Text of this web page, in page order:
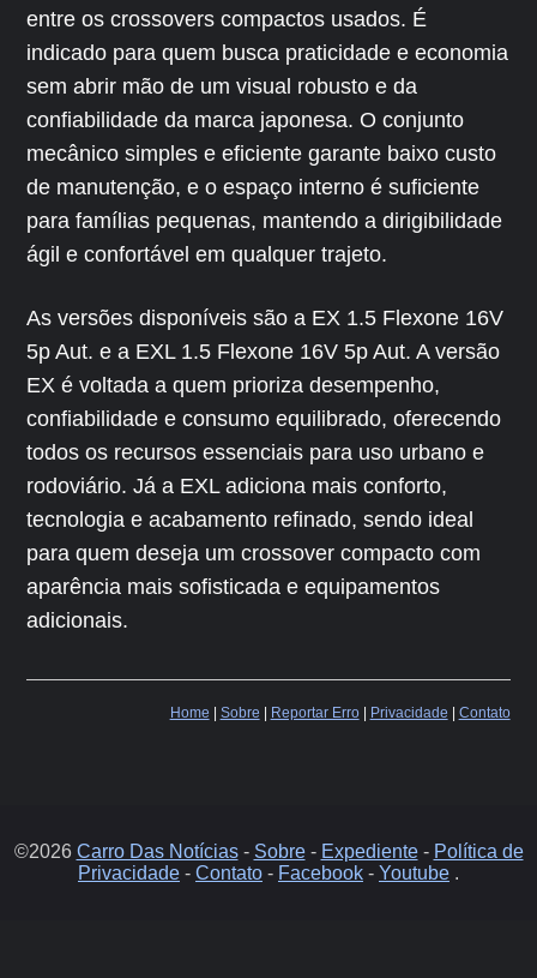
entre os crossovers compactos usados. É
indicado para quem busca praticidade e economia
sem abrir mão de um visual robusto e da
confiabilidade da marca japonesa. O conjunto
mecânico simples e eficiente garante baixo custo
de manutenção, e o espaço interno é suficiente
para famílias pequenas, mantendo a dirigibilidade
ágil e confortável em qualquer trajeto.
As versões disponíveis são a EX 1.5 Flexone 16V
5p Aut. e a EXL 1.5 Flexone 16V 5p Aut. A versão
EX é voltada a quem prioriza desempenho,
confiabilidade e consumo equilibrado, oferecendo
todos os recursos essenciais para uso urbano e
rodoviário. Já a EXL adiciona mais conforto,
tecnologia e acabamento refinado, sendo ideal
para quem deseja um crossover compacto com
aparência mais sofisticada e equipamentos
adicionais.
Home Sobre Reportar Erro| Privacidade Contato
©2026 Carro Das Notícias- Sobre- Expediente- Política de
Privacidade - Contato - Facebook - Youtube .